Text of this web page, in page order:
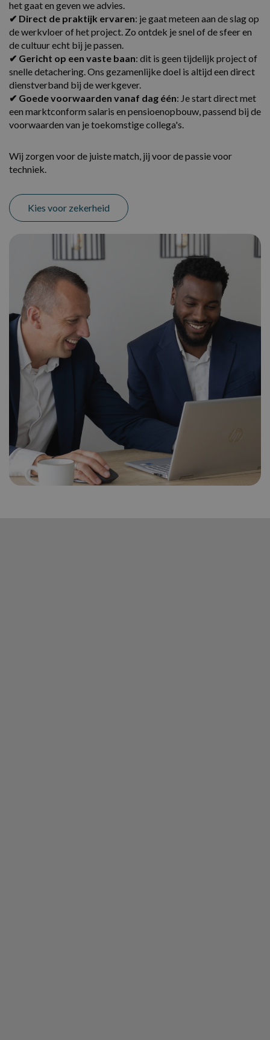
het gaat en geven we advies.
✔ Direct de praktijk ervaren: je gaat meteen aan de slag op
de werkvloer of het project. Zo ontdek je snel of de sfeer en
de cultuur echt bij je passen.
✔ Gericht op een vaste baan: dit is geen tijdelijk project of
snelle detachering. Ons gezamenlijke doel is altijd een direct
dienstverband bij de werkgever.
✔ Goede voorwaarden vanaf dag één: Je start direct met
een marktconform salaris en pensioenopbouw, passend bij de
voorwaarden van je toekomstige collega's.
Wij zorgen voor de juiste match, jij voor de passie voor
techniek.
Kies voor zekerheid